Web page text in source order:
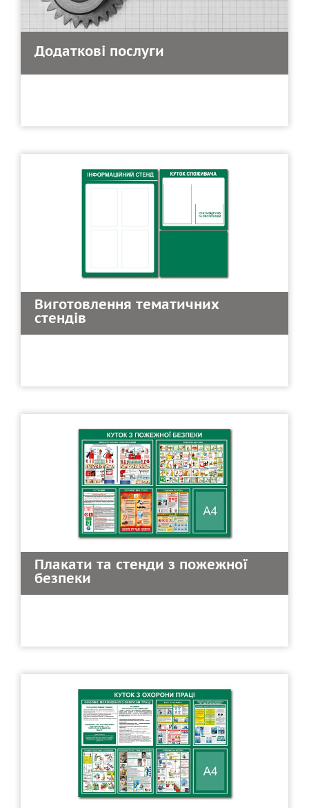
Додаткові послуги
Виготовлення тематичних
стендів
Плакати та стенди з пожежної
безпеки